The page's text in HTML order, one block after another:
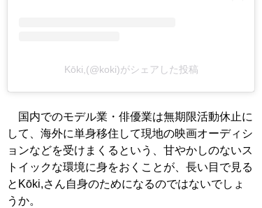
Kōki,(@koki)がシェアした投稿
国内でのモデル業・俳優業は無期限活動休止に
して、海外に単身移住して現地の映画オーディシ
ョンなどを受けまくるという、甘やかしのないス
トイックな環境に身をおくことが、長い目で見る
とKōki,さん自身のためになるのではないでしょ
うか。